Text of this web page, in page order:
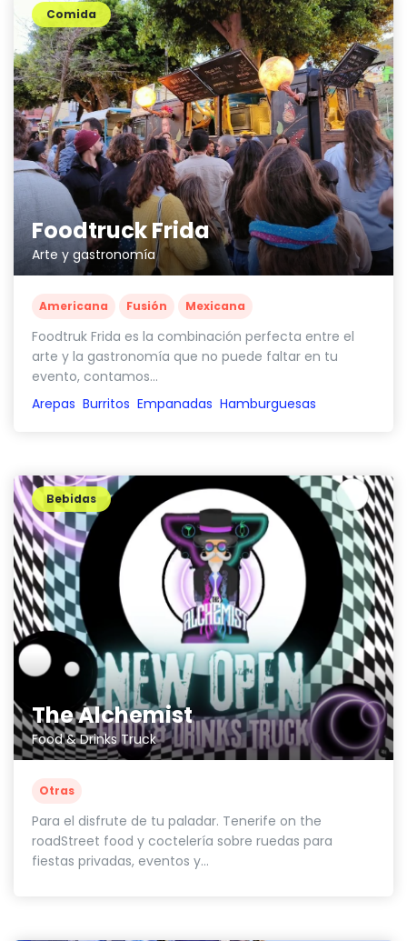
Foodtruck Frida
Arte y gastronomía
Comida
Americana Fusión Mexicana
Foodtruk Frida es la combinación perfecta entre el
arte y la gastronomía que no puede faltar en tu
evento, contamos...
Arepas Burritos Empanadas Hamburguesas
The Alchemist
Food & Drinks Truck
Bebidas
Otras
Para el disfrute de tu paladar. Tenerife on the
roadStreet food y coctelería sobre ruedas para
fiestas privadas, eventos y...